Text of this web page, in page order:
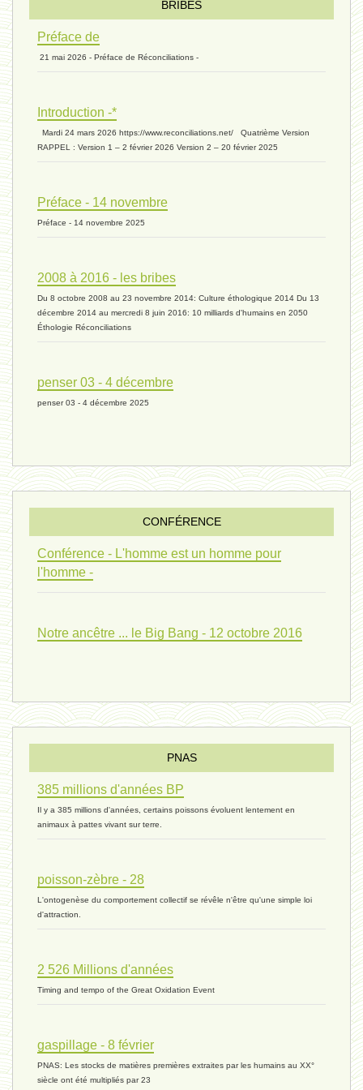
Introduction V1 - 6 juin 2024
extinction 07 - 18 mai 2024
biomasse - 10 mai 2024*
univers 11 - 28 mars 2024*
penser 01 - 9 février 2024 *
univers 09 V4 - 26 janvier 2024 *
monogamie 03 - 21 novembre 2023 *
évolution 06 - 9 novembre 2023 *
vivant 07 - 22 octobre 2023 *
vivant 06 - 19 octobre 2023 *
BRIBES
Préface de
21 mai 2026 - Préface de Réconciliations -
Introduction -*
Mardi 24 mars 2026 https://www.reconciliations.net/ Quatrième Version
RAPPEL : Version 1 – 2 février 2026 Version 2 – 20 février 2025
Préface - 14 novembre
Préface - 14 novembre 2025
2008 à 2016 - les bribes
Du 8 octobre 2008 au 23 novembre 2014: Culture éthologique 2014 Du 13
décembre 2014 au mercredi 8 juin 2016: 10 milliards d'humains en 2050
Éthologie Réconciliations
penser 03 - 4 décembre
penser 03 - 4 décembre 2025
CONFÉRENCE
Conférence - L'homme est un homme pour
l'homme -
Notre ancêtre ... le Big Bang - 12 octobre 2016
PNAS
385 millions d'années BP
Il y a 385 millions d'années, certains poissons évoluent lentement en
animaux à pattes vivant sur terre.
poisson-zèbre - 28
L'ontogenèse du comportement collectif se révêle n'être qu'une simple loi
d'attraction.
2 526 Millions d'années
Timing and tempo of the Great Oxidation Event
gaspillage - 8 février
PNAS: Les stocks de matières premières extraites par les humains au XX°
siècle ont été multipliés par 23